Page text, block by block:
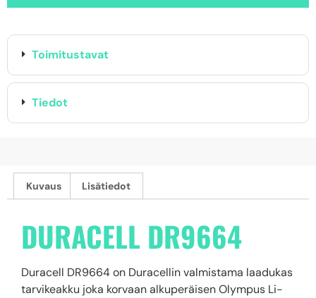
Toimitustavat
Tiedot
Kuvaus Lisätiedot
DURACELL DR9664
Duracell DR9664 on Duracellin valmistama laadukas
tarvikeakku joka korvaan alkuperäisen Olympus Li-